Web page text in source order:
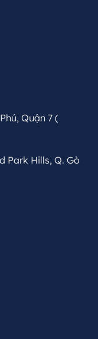
Quận 7 (
Park Hills, Q. Gò